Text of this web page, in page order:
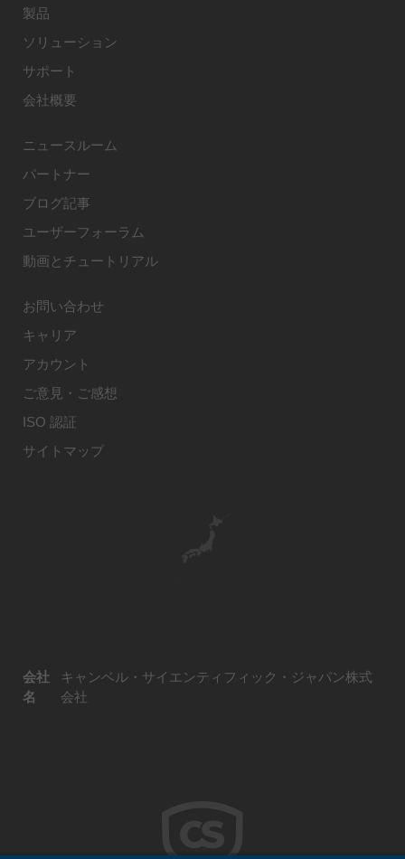
製品
ソリューション
サポート
会社概要
ニュースルーム
パートナー
ブログ記事
ユーザーフォーラム
動画とチュートリアル
お問い合わせ
キャリア
アカウント
ご意見・ご感想
ISO 認証
サイトマップ
会社
名
キャンベル・サイエンティフィック・ジャパン株式
会社